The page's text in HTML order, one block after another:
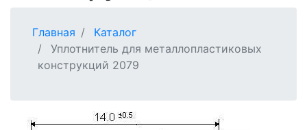
Главная
Каталог
Уплотнитель для металлопластиковых
конструкций 2079